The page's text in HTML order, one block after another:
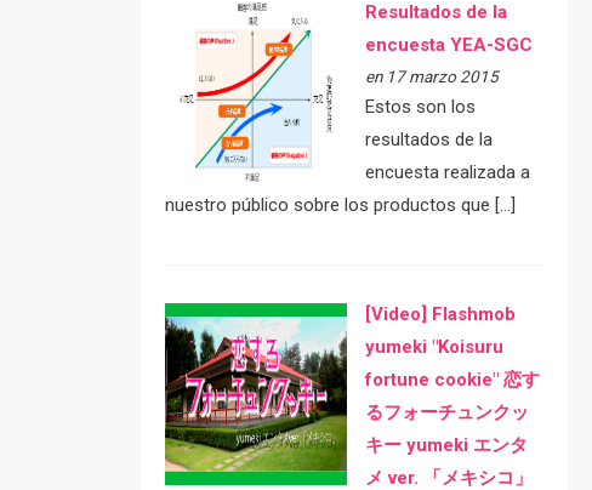
Resultados de la
encuesta YEA-SGC
en 17 marzo 2015
Estos son los
resultados de la
encuesta realizada a
nuestro público sobre los productos que […]
[Video] Flashmob
yumeki "Koisuru
fortune cookie" 恋す
るフォーチュンクッ
キー yumeki エンタ
メ ver. 「メキシコ」